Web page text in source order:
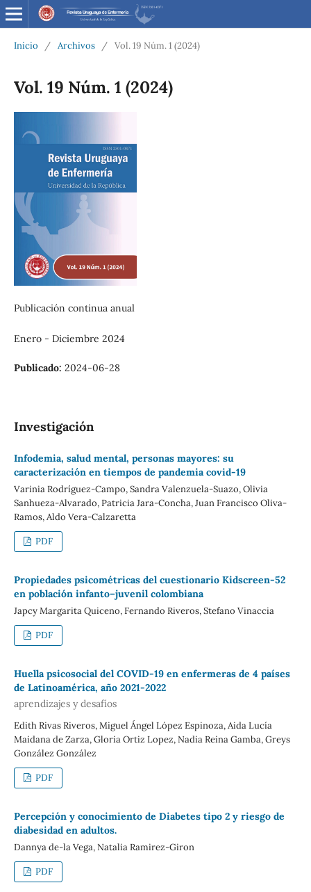
Inicio / Archivos / Vol. 19 Núm. 1 (2024)
Vol. 19 Núm. 1 (2024)
Publicación continua anual
Enero - Diciembre 2024
Publicado: 2024-06-28
Investigación
Infodemia, salud mental, personas mayores: su
caracterización en tiempos de pandemia covid-19
Varinia Rodríguez-Campo, Sandra Valenzuela-Suazo, Olivia
Sanhueza-Alvarado, Patricia Jara-Concha, Juan Francisco Oliva-
Ramos, Aldo Vera-Calzaretta
PDF
Propiedades psicométricas del cuestionario Kidscreen-52
en población infanto–juvenil colombiana
Japcy Margarita Quiceno, Fernando Riveros, Stefano Vinaccia
PDF
Huella psicosocial del COVID-19 en enfermeras de 4 países
de Latinoamérica, año 2021-2022
aprendizajes y desafíos
Edith Rivas Riveros, Miguel Ángel López Espinoza, Aida Lucía
Maidana de Zarza, Gloria Ortiz Lopez, Nadia Reina Gamba, Greys
González González
PDF
Percepción y conocimiento de Diabetes tipo 2 y riesgo de
diabesidad en adultos.
Dannya de-la Vega, Natalia Ramirez-Giron
PDF